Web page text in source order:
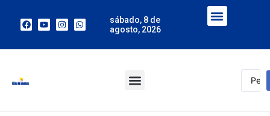
sábado, 8 de
agosto, 2026